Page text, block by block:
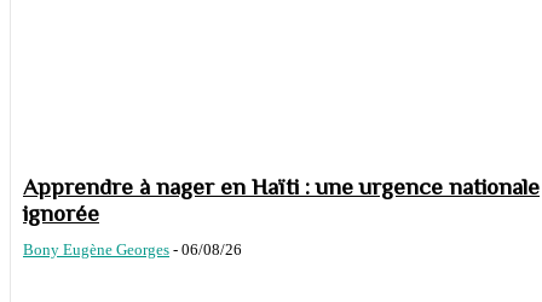
Apprendre à nager en Haïti : une urgence nationale
ignorée
Bony Eugène Georges - 06/08/26